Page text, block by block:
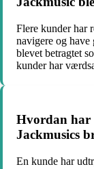
Flere kunder har
navigere og
blevet betragtet
kunder har
Hvordan har
Jackmusics
En kunde har